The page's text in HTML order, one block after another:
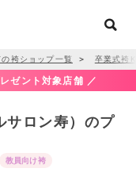
の袴ショップ一覧 ＞ 卒業式袴
ゼント対象店舗 ／
ロン寿）のプ
教員向け袴